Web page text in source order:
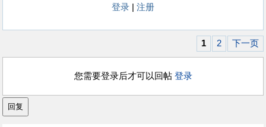
登录
注册
1 2 下一页
您需要登录后才可以回帖 登录